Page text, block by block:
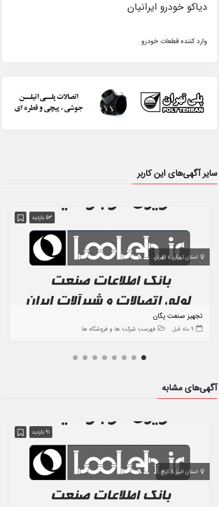
دیاکو خودرو ایرانیان
وارد کننده قطعات خودرو
سایر آگهی‌های این کاربر
53 بازدید
استان تهران تهران
تجهیز صنعت پگان
9 ماه قبل فهرست شرکت ها و فروشگاه ها
آگهی‌های مشابه
91 بازدید
استان البرز کرج